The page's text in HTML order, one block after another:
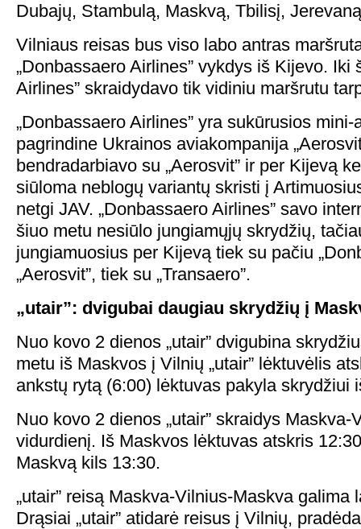
Dubajų, Stambulą, Maskvą, Tbilisį,
Vilniaus reisas bus viso labo antras
„Donbassaero Airlines” vykdys iš Kijevo. Iki
Airlines” skraidydavo tik vidiniu maršrutu
„Donbassaero Airlines” yra sukūrusios mini-
pagrindine Ukrainos aviakompanija
bendradarbiavo su „Aerosvit” ir per Kijevą
siūloma neblogų variantų skristi į
netgi JAV. „Donbassaero Airlines” savo
šiuo metu nesiūlo jungiamųjų skrydžių,
jungiamuosius per Kijevą tiek su pačiu
„Aerosvit”, tiek su „Transaero”.
„utair”: dvigubai daugiau skrydžių į
Nuo kovo 2 dienos „utair” dvigubina
metu iš Maskvos į Vilnių „utair” lėktuvėlis
ankstų rytą (6:00) lėktuvas pakyla skrydžiui
Nuo kovo 2 dienos „utair” skraidys Maskva-
vidurdienį. Iš Maskvos lėktuvas atskris
Maskvą kils 13:30.
„utair” reisą Maskva-Vilnius-Maskva galima
Drąsiai „utair” atidarė reisus į Vilnių,